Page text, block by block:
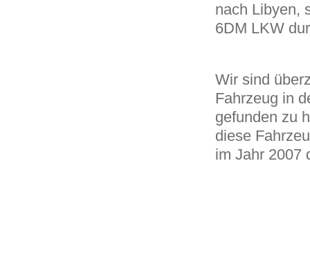
nach Libyen,
6DM LKW
Wir sind
Fahrzeug in
gefunden zu
diese
im Jahr 2007